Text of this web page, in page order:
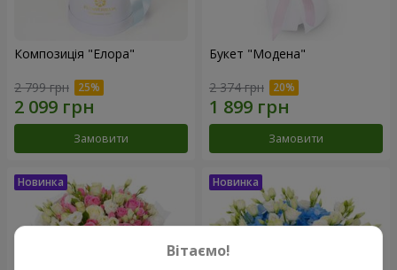
Композиція "Елора"
2 799 грн
Замовити
Букет "Модена"
2 374 грн
Замовити
Вітаємо!